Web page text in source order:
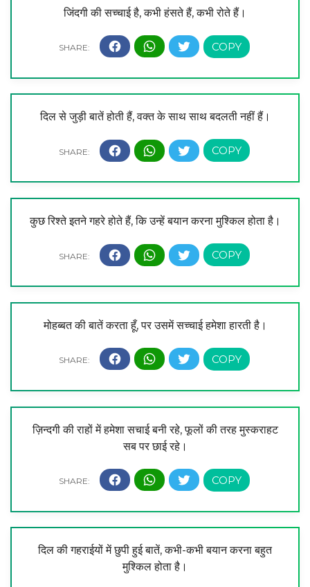
जिंदगी की सच्चाई है, कभी हंसते हैं, कभी रोते हैं।
दिल से जुड़ी बातें होती हैं, वक्त के साथ साथ बदलती नहीं हैं।
कुछ रिश्ते इतने गहरे होते हैं, कि उन्हें बयान करना मुश्किल होता है।
मोहब्बत की बातें करता हूँ, पर उसमें सच्चाई हमेशा हारती है।
ज़िन्दगी की राहों में हमेशा सचाई बनी रहे, फूलों की तरह मुस्कराहट
सब पर छाई रहे।
दिल की गहराईयों में छुपी हुई बातें, कभी-कभी बयान करना बहुत
मुश्किल होता है।